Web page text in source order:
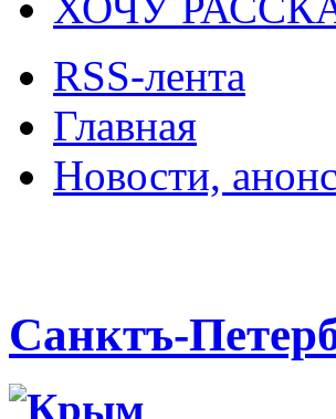
RSS-лента
Главная
Новости,
Санктъ-